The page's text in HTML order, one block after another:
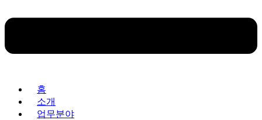
홈
소개
업무분야